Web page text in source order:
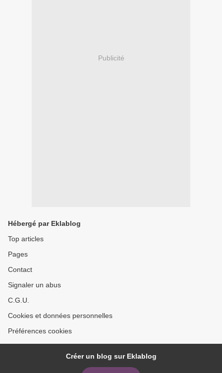
Publicité
Hébergé par Eklablog
Top articles
Pages
Contact
Signaler un abus
C.G.U.
Cookies et données personnelles
Préférences cookies
Créer un blog sur Eklablog